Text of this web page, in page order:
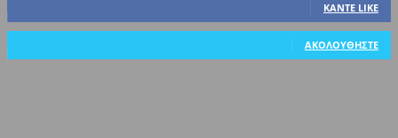
ΚΆΝΤΕ LIKE
ΑΚΟΛΟΥΘΉΣΤΕ